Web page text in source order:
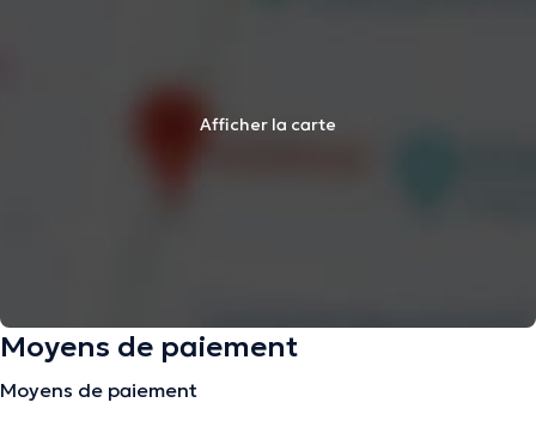
Afficher la carte
Moyens de paiement
Moyens de paiement